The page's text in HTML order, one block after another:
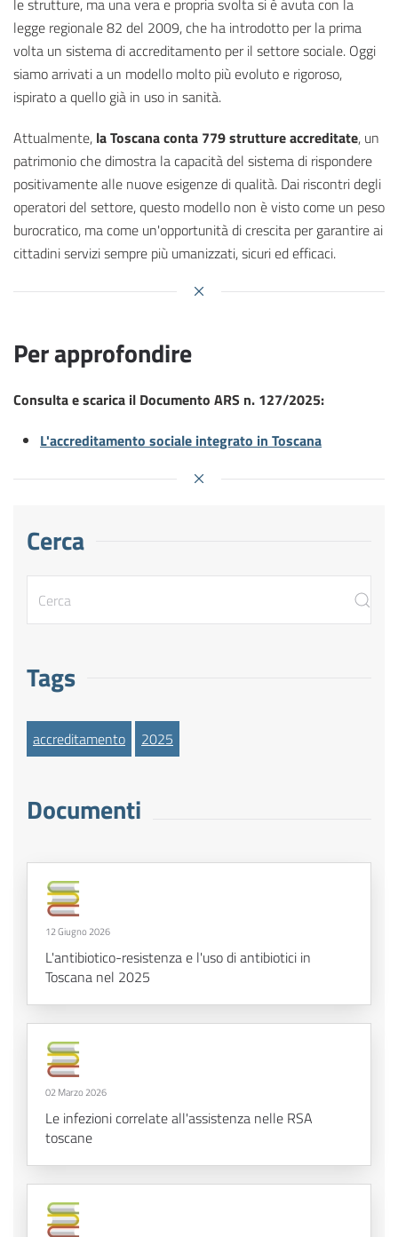
le strutture, ma una vera e propria svolta si è avuta con la
legge regionale 82 del 2009, che ha introdotto per la prima
volta un sistema di accreditamento per il settore sociale. Oggi
siamo arrivati a un modello molto più evoluto e rigoroso,
ispirato a quello già in uso in sanità.
Attualmente, la Toscana conta 779 strutture accreditate, un
patrimonio che dimostra la capacità del sistema di rispondere
positivamente alle nuove esigenze di qualità. Dai riscontri degli
operatori del settore, questo modello non è visto come un peso
burocratico, ma come un'opportunità di crescita per garantire ai
cittadini servizi sempre più umanizzati, sicuri ed efficaci.
Per approfondire
Consulta e scarica il Documento ARS n. 127/2025:
L'accreditamento sociale integrato in Toscana
Cerca
Tags
accreditamento 2025
Documenti
12 Giugno 2026
L'antibiotico-resistenza e l'uso di antibiotici in
Toscana nel 2025
02 Marzo 2026
Le infezioni correlate all'assistenza nelle RSA
toscane